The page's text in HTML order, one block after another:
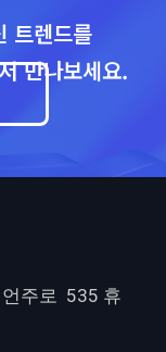
트렌드를
만나보세요.
주로 535 휴